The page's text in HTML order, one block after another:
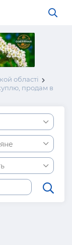
області
продам в